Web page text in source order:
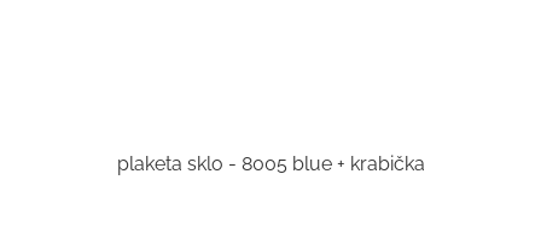
plaketa sklo - 8005 blue + krabička